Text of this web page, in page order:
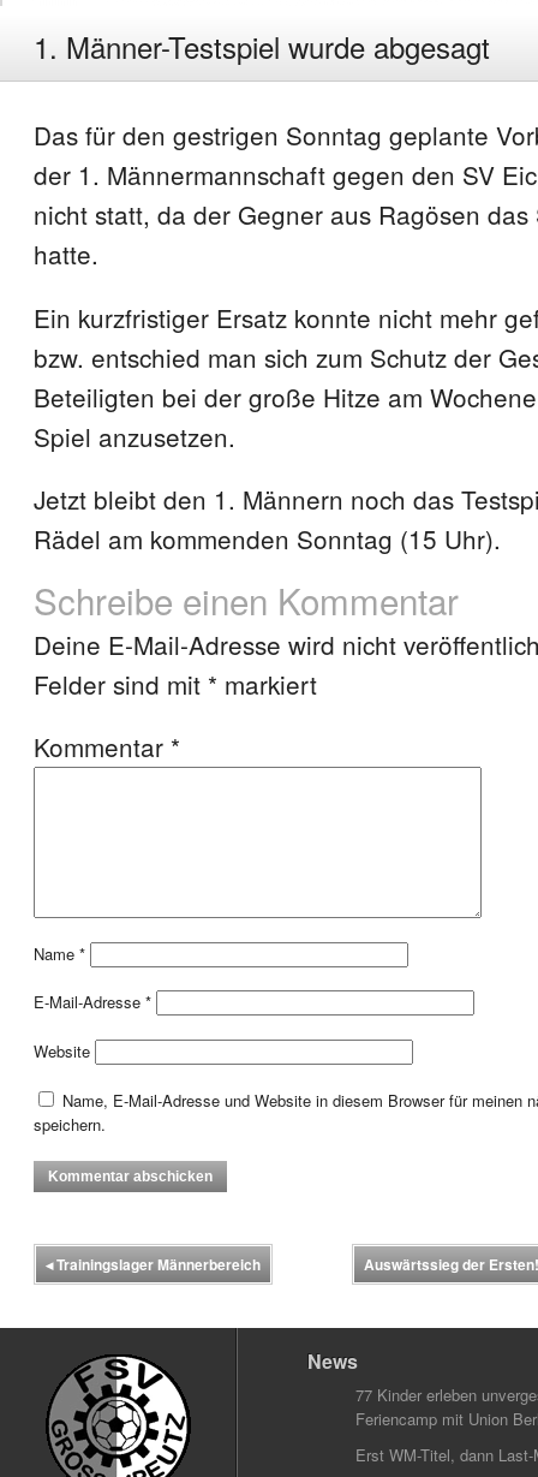
1. Männer-Testspiel wurde abgesagt
Das für den gestrigen Sonntag geplante
der 1. Männermannschaft gegen den SV
nicht statt, da der Gegner aus Ragösen
hatte.
Ein kurzfristiger Ersatz konnte nicht mehr
bzw. entschied man sich zum Schutz der
Beteiligten bei der große Hitze am
Spiel anzusetzen.
Jetzt bleibt den 1. Männern noch das
Rädel am kommenden Sonntag (15 Uhr).
Schreibe einen Kommentar
Deine E-Mail-Adresse wird nicht
Felder sind mit * markiert
Kommentar *
Name *
E-Mail-Adresse *
Website
Name, E-Mail-Adresse und Website in diesem Browser für meinen
speichern.
◂Trainingslager Männerbereich Auswärtssieg der
News
77 Kinder erleben
Feriencamp mit Union
Erst WM-Titel, dann